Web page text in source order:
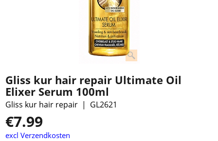
Gliss kur hair repair Ultimate Oil
Elixer Serum 100ml
Gliss kur hair repair GL2621
€7.99
excl Verzendkosten